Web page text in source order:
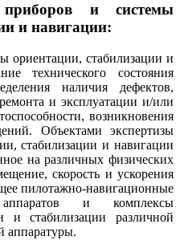
и системы
и навигации:
ориентации, стабилизации и
технического состояния
наличия дефектов,
и эксплуатации и/или
возникновения
Объектами экспертизы
стабилизации и навигации
на различных физических
скорость и ускорения
пилотажно-навигационные
и комплексы
и стабилизации различной
аппаратуры.